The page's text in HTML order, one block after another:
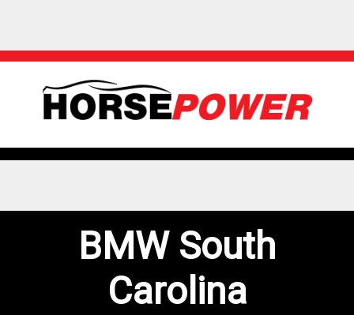
BMW South
Carolina